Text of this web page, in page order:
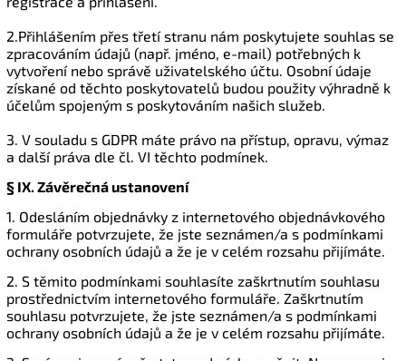
2.Přihlášením přes třetí stranu nám poskytujete souhlas se
zpracováním údajů (např. jméno, e-mail) potřebných k
vytvoření nebo správě uživatelského účtu. Osobní údaje
získané od těchto poskytovatelů budou použity výhradně k
účelům spojeným s poskytováním našich služeb.
3. V souladu s GDPR máte právo na přístup, opravu, výmaz
a další práva dle čl. VI těchto podmínek.
§ IX. Závěrečná ustanovení
1. Odesláním objednávky z internetového objednávkového
formuláře potvrzujete, že jste seznámen/a s podmínkami
ochrany osobních údajů a že je v celém rozsahu přijímáte.
2. S těmito podmínkami souhlasíte zaškrtnutím souhlasu
prostřednictvím internetového formuláře. Zaškrtnutím
souhlasu potvrzujete, že jste seznámen/a s podmínkami
ochrany osobních údajů a že je v celém rozsahu přijímáte.